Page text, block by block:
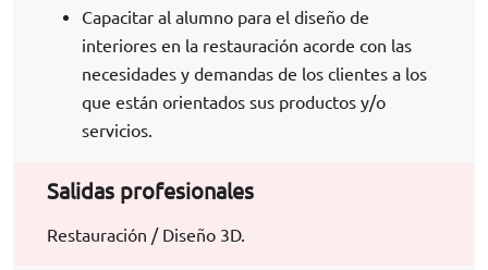
Capacitar al alumno para el diseño de
interiores en la restauración acorde con las
necesidades y demandas de los clientes a los
que están orientados sus productos y/o
servicios.
Salidas profesionales
Restauración / Diseño 3D.